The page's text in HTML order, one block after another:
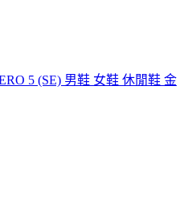
5 (SE) 男鞋 女鞋 休閒鞋 金